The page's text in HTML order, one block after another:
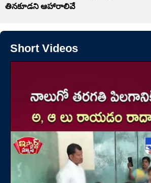
తినకూడని ఆహారాలివే
Short Videos